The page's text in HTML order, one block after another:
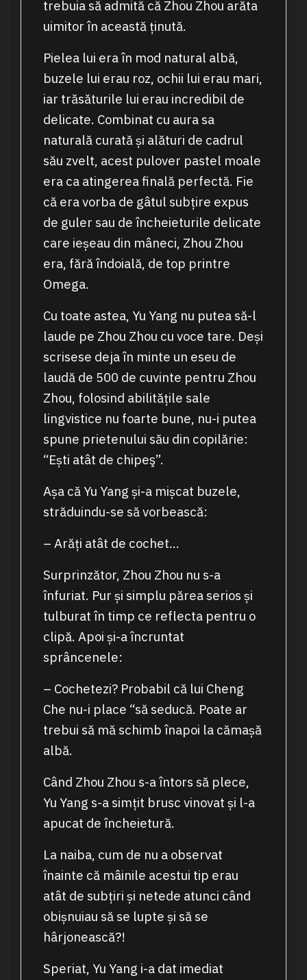
trebuia să admită că Zhou Zhou arăta
uimitor în această ținută.
Pielea lui era în mod natural albă,
buzele lui erau roz, ochii lui erau mari,
iar trăsăturile lui erau incredibil de
delicate. Combinat cu aura sa
naturală curată și alături de cadrul
său zvelt, acest pulover pastel moale
era ca atingerea finală perfectă. Fie
că era vorba de gâtul subțire expus
de guler sau de încheieturile delicate
care ieșeau din mâneci, Zhou Zhou
era, fără îndoială, de top printre
Omega.
Cu toate astea, Yu Yang nu putea să-l
laude pe Zhou Zhou cu voce tare. Deși
scrisese deja în minte un eseu de
laudă de 500 de cuvinte pentru Zhou
Zhou, folosind abilitățile sale
lingvistice nu foarte bune, nu-i putea
spune prietenului său din copilărie:
“Ești atât de chipeş”.
Așa că Yu Yang și-a mișcat buzele,
străduindu-se să vorbească:
– Arăți atât de cochet…
Surprinzător, Zhou Zhou nu s-a
înfuriat. Pur și simplu părea serios și
tulburat în timp ce reflecta pentru o
clipă. Apoi și-a încruntat
sprâncenele:
– Cochetezi? Probabil că lui Cheng
Che nu-i place “să seducă. Poate ar
trebui să mă schimb înapoi la cămașă
albă.
Când Zhou Zhou s-a întors să plece,
Yu Yang s-a simțit brusc vinovat și l-a
apucat de încheietură.
La naiba, cum de nu a observat
înainte că mâinile acestui tip erau
atât de subțiri și netede atunci când
obișnuiau să se lupte și să se
hârjonească?!
Speriat, Yu Yang i-a dat imediat